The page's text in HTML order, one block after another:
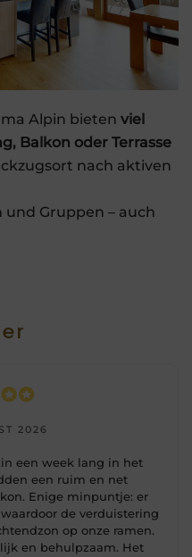
Alpin bieten viel
Balkon oder Terrasse
nach aktiven
Gruppen – auch
2026
een week lang in het
een ruim en net
Enige minpuntje: er
de verduistering
op onze ramen.
en behulpzaam. Het